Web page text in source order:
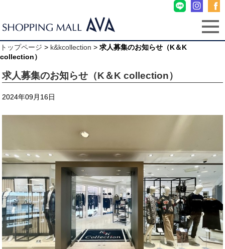
トップページ > k&kcollection > 求人募集のお知らせ（K＆K
collection）
求人募集のお知らせ（K＆K collection）
2024年09月16日